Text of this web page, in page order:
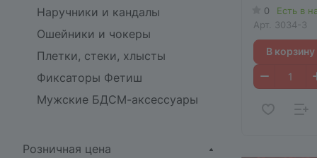
0
Есть в
Арт. 3034-3
В корзину
Наручники и кандалы
Ошейники и чокеры
Плетки, стеки, хлысты
Фиксаторы Фетиш
Мужские БДСМ-аксессуары
Розничная цена